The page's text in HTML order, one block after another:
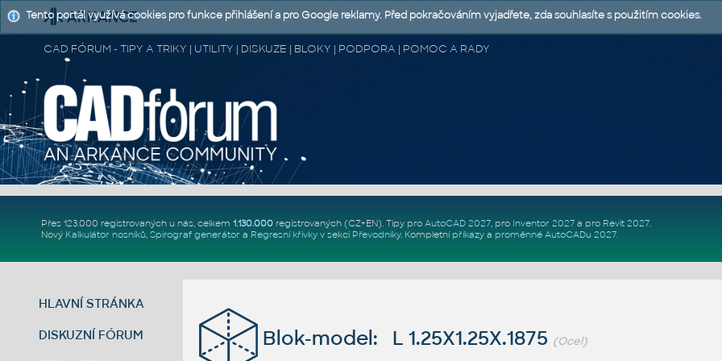
CAD FÓRUM - TIPY A TRIKY | UTILITY | DISKUZE | BLOKY | PODPORA | POMOC A RADY
Přes 123.000 registrovaných u nás, celkem 1.130.000registrovaných (CZ+EN). Tipy pro AutoCAD 2027, pro Inventor 2027a pro Revit 2027.
Nový Kalkulátor nosníků, Spirograf generátor a Regresní křivkyv sekci Převodníky. Kompletní příkazya proměnné AutoCADu 2027.
HLAVNÍ STRÁNKA
DISKUZNÍ FÓRUM Blok-model: L 1.25X1.25X.1875 (Ocel)
Tento portál využívá cookies pro funkce přihlášení a pro Google reklamy. Před pokračováním vyjadřete, zda souhlasíte s použitím cookies.